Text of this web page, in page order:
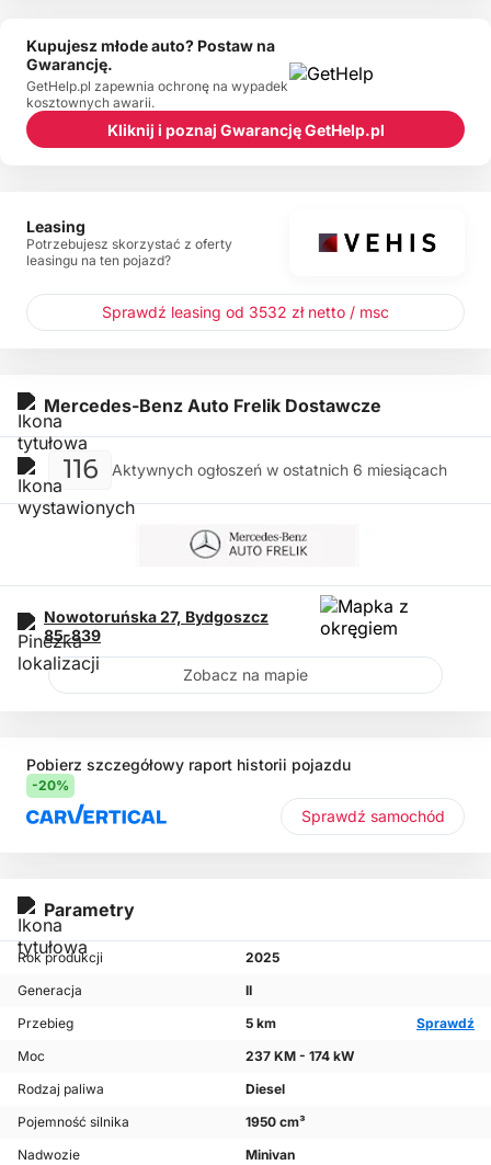
Pobierz szczegółowy raport historii pojazdu
-20%
Sprawdź samochód
Parametry
Rok produkcji
2025
Generacja
II
Przebieg
5 km
Sprawdź
Moc
237 KM - 174 kW
Rodzaj paliwa
Diesel
Pojemność silnika
1950 cm³
Nadwozie
Minivan
Mercedes-Benz Auto Frelik Dostawcze
116 Aktywnych ogłoszeń w ostatnich 6 miesiącach
Nowotoruńska 27, Bydgoszcz
85-839
Zobacz na mapie
Kupujesz młode auto? Postaw na
Gwarancję.
GetHelp.pl zapewnia ochronę na wypadek
kosztownych awarii.
Kliknij i poznaj Gwarancję GetHelp.pl
Leasing
Potrzebujesz skorzystać z oferty
leasingu na ten pojazd?
Sprawdź leasing od 3532 zł netto / msc